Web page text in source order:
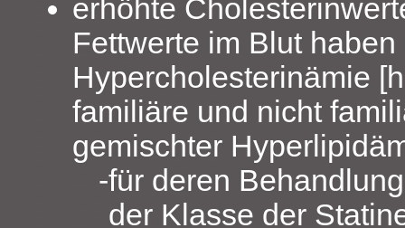
erhöhte
Fettwerte im Blut
Hypercholesterinämie
familiäre und nicht
gemischter
für deren
der Klasse der